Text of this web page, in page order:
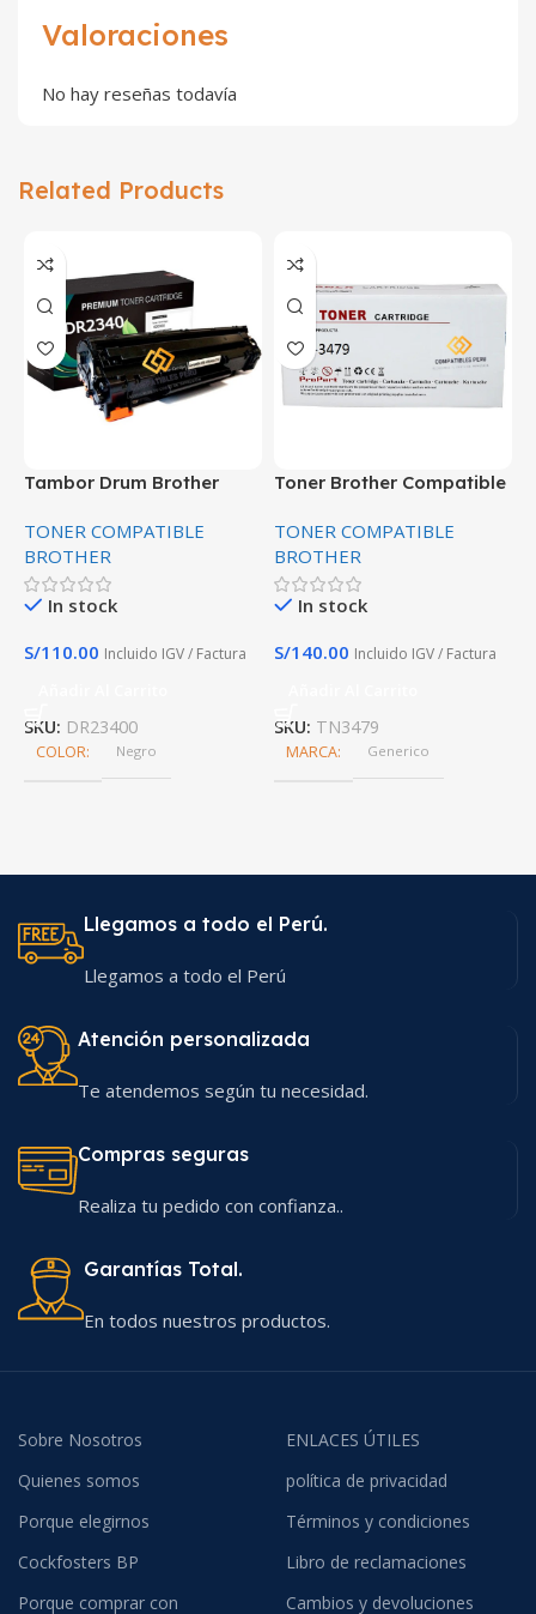
Valoraciones
No hay reseñas todavía
Related Products
Tambor Drum Brother
L2540DW Premium
TONER COMPATIBLE
BROTHER
In stock
S/110.00 Incluido IGV / Factura
SKU: DR23400
COLOR Negro
Toner Brother Compatible
TONER COMPATIBLE
BROTHER
In stock
S/140.00 Incluido IGV / Factura
SKU: TN3479
MARCA Generico
Llegamos a todo el Perú.
Llegamos a todo el Perú
Atención personalizada
Te atendemos según tu necesidad.
Compras seguras
Realiza tu pedido con confianza..
Garantías Total.
En todos nuestros productos.
Sobre Nosotros
Quienes somos
Porque elegirnos
Cockfosters BP
Porque comprar con
ENLACES ÚTILES
política de privacidad
Términos y condiciones
Libro de reclamaciones
Cambios y devoluciones